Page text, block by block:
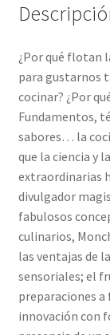
¿Por qué flotan
para gustarnos
cocinar? ¿Por
Fundamentos,
sabores… la
que la ciencia y
extraordinarias
divulgador
fabulosos
culinarios,
las ventajas de
sensoriales; el
preparaciones
innovación con